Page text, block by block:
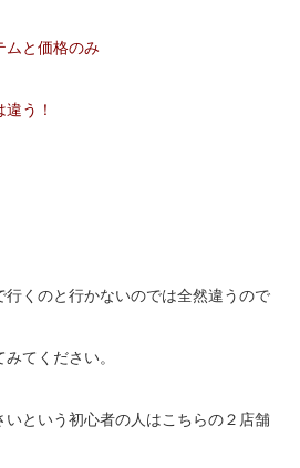
ムと価格のみ
う！
行くのと行かないのでは全然違うので
てください。
いという初心者の人はこちらの２店舗